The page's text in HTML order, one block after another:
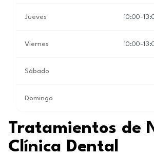
Jueves 10:00-
Viernes 10:00-
Sábado
Domingo
Tratamientos de
Clínica Dental